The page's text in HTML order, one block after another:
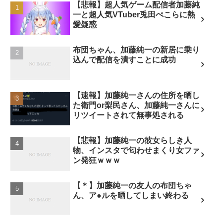
【悲報】超人気ゲーム配信者加藤純
一と超人気VTuber兎田ぺこらに熱
愛疑惑
布団ちゃん、加藤純一の新居に乗り
込んで配信を潰すことに成功
【速報】加藤純一さんの住所を晒し
た衛門or梨民さん、加藤純一さんに
リツイートされて無事処される
【悲報】加藤純一の彼女らしき人
物、インスタで匂わせまくり女ファ
ン発狂ｗｗｗ
【＊】加藤純一の友人の布団ちゃ
ん、ア●ルを晒してしまい終わる